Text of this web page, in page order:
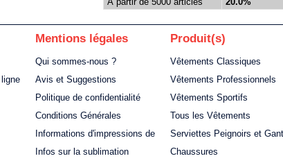
Mentions légales
Qui sommes-nous ?
Avis et Suggestions
Politique de confidentialité
Conditions Générales
Informations d'impressions de
Infos sur la sublimation
Produit(s)
Vêtements Classiques
Vêtements Professionnels
Vêtements Sportifs
Tous les Vêtements
Serviettes Peignoirs et
Chaussures